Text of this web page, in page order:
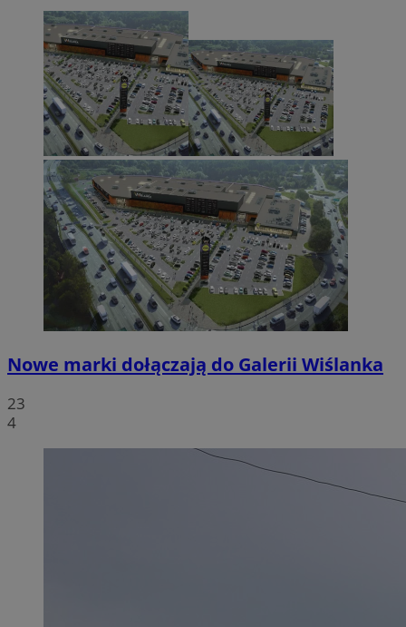
Nowe marki dołączają do Galerii Wiślanka
23
4